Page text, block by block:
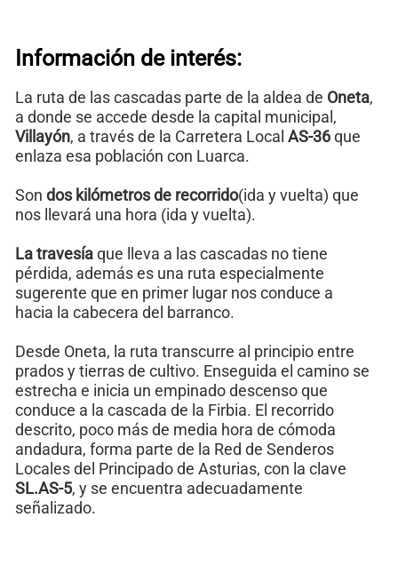
Información de interés:
La ruta de las cascadas parte de la aldea de Oneta,
a donde se accede desde la capital municipal,
Villayón, a través de la Carretera Local AS-36que
enlaza esa población con Luarca.
Son dos kilómetros de recorrido(ida y vuelta) que
nos llevará una hora (ida y vuelta).
La travesíaque lleva a las cascadas no tiene
pérdida, además es una ruta especialmente
sugerente que en primer lugar nos conduce a
hacia la cabecera del barranco.
Desde Oneta, la ruta transcurre al principio entre
prados y tierras de cultivo. Enseguida el camino se
estrecha e inicia un empinado descenso que
conduce a la cascada de la Firbia. El recorrido
descrito, poco más de media hora de cómoda
andadura, forma parte de la Red de Senderos
Locales del Principado de Asturias, con la clave
SL.AS-5, y se encuentra adecuadamente
señalizado.